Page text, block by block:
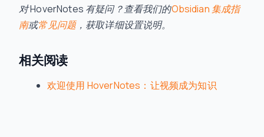
对 HoverNotes 有疑问？查看我们的Obsidian 集成指
南或常见问题，获取详细设置说明。
相关阅读
欢迎使用 HoverNotes：让视频成为知识